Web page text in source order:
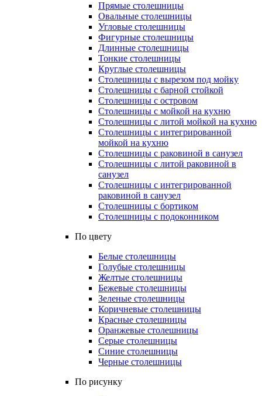
Прямые столешницы
Овальные столешницы
Угловые столешницы
Фигурные столешницы
Длинные столешницы
Тонкие столешницы
Круглые столешницы
Столешницы с вырезом под мойку
Столешницы с барной стойкой
Столешницы с островом
Столешницы с мойкой на кухню
Столешницы с литой мойкой на кухню
Столешницы с интегрированной
мойкой на кухню
Столешницы с раковиной в санузел
Столешницы с литой раковиной в
санузел
Столешницы с интегрированной
раковиной в санузел
Столешницы с бортиком
Столешницы с подоконником
По цвету
Белые столешницы
Голубые столешницы
Желтые столешницы
Бежевые столешницы
Зеленые столешницы
Коричневые столешницы
Красные столешницы
Оранжевые столешницы
Серые столешницы
Синие столешницы
Черные столешницы
По рисунку